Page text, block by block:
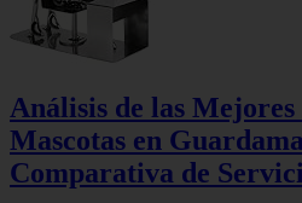
Análisis de las
Mascotas en
Comparativa de